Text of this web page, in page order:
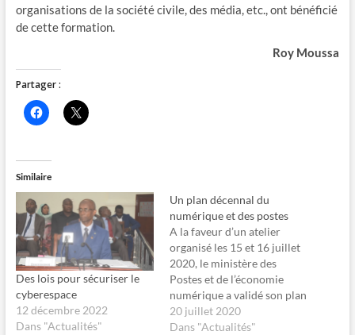
organisations de la société civile, des média, etc., ont bénéficié
de cette formation.
Roy Moussa
Partager :
C
l
e
p
o
u
r
p
a
r
t
a
g
e
r
s
u
r
C
l
o
u
r
p
a
r
t
a
g
e
s
u
r
Similaire
Des lois pour sécuriser le
cyberespace
12 décembre 2022
Dans "Actualités"
Un plan décennal du
numérique et des postes
A la faveur d’un atelier
organisé les 15 et 16 juillet
2020, le ministère des
Postes et de l’économie
numérique a validé son plan
stratégique de
développement du
20 juillet 2020
Dans "Actualités"